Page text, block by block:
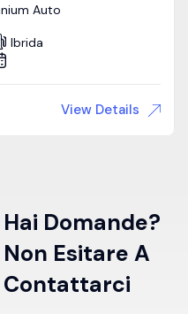
Auto
Ibrida
View Details
Hai Domande?
Non Esitare A
Contattarci